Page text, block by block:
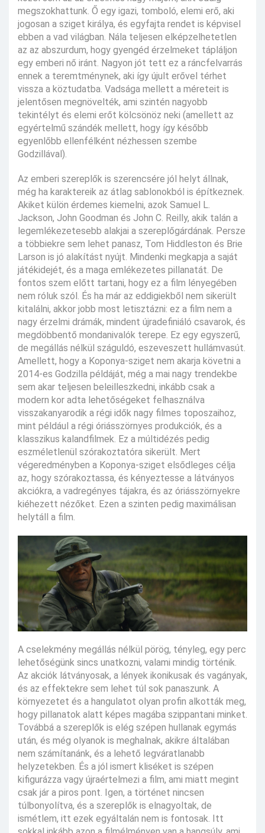
megszokhattunk. Ő egy igazi, tomboló, elemi erő, aki
jogosan a sziget királya, és egyfajta rendet is képvisel
ebben a vad világban. Nála teljesen elképzelhetetlen
az az abszurdum, hogy gyengéd érzelmeket tápláljon
egy emberi nő iránt. Nagyon jót tett ez a ráncfelvarrás
ennek a teremtménynek, aki így újult erővel térhet
vissza a köztudatba. Vadsága mellett a méreteit is
jelentősen megnövelték, ami szintén nagyobb
tekintélyt és elemi erőt kölcsönöz neki (amellett az
egyértelmű szándék mellett, hogy így később
egyenlőbb ellenfélként nézhessen szembe
Godzillával).
Az emberi szereplők is szerencsére jól helyt állnak,
még ha karaktereik az átlag sablonokból is építkeznek.
Akiket külön érdemes kiemelni, azok Samuel L.
Jackson, John Goodman és John C. Reilly, akik talán a
legemlékezetesebb alakjai a szereplőgárdának. Persze
a többiekre sem lehet panasz, Tom Hiddleston és Brie
Larson is jó alakítást nyújt. Mindenki megkapja a saját
játékidejét, és a maga emlékezetes pillanatát. De
fontos szem előtt tartani, hogy ez a film lényegében
nem róluk szól. És ha már az eddigiekből nem sikerült
kitalálni, akkor jobb most letisztázni: ez a film nem a
nagy érzelmi drámák, mindent újradefiniáló csavarok, és
megdöbbentő mondanivalók terepe. Ez egy egyszerű,
de megállás nélkül száguldó, eszeveszett hullámvasút.
Amellett, hogy a Koponya-sziget nem akarja követni a
2014-es Godzilla példáját, még a mai nagy trendekbe
sem akar teljesen beleilleszkedni, inkább csak a
modern kor adta lehetőségeket felhasználva
visszakanyarodik a régi idők nagy filmes toposzaihoz,
mint például a régi óriásszörnyes produkciók, és a
klasszikus kalandfilmek. Ez a múltidézés pedig
eszméletlenül szórakoztatóra sikerült. Mert
végeredményben a Koponya-sziget elsődleges célja
az, hogy szórakoztassa, és kényeztesse a látványos
akciókra, a vadregényes tájakra, és az óriásszörnyekre
kiéhezett nézőket. Ezen a szinten pedig maximálisan
helytáll a film.
A cselekmény megállás nélkül pörög, tényleg, egy perc
lehetőségünk sincs unatkozni, valami mindig történik.
Az akciók látványosak, a lények ikonikusak és vagányak,
és az effektekre sem lehet túl sok panaszunk. A
környezetet és a hangulatot olyan profin alkották meg,
hogy pillanatok alatt képes magába szippantani minket.
Továbbá a szereplők is elég szépen hullanak egymás
után, és még olyanok is meghalnak, akikre általában
nem számítanánk, és a lehető legváratlanabb
helyzetekben. És a jól ismert kliséket is szépen
kifigurázza vagy újraértelmezi a film, ami miatt megint
csak jár a piros pont. Igen, a történet nincsen
túlbonyolítva, és a szereplők is elnagyoltak, de
ismétlem, itt ezek egyáltalán nem is fontosak. Itt